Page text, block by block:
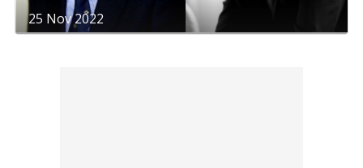
25 Nov 2022
diRedazione